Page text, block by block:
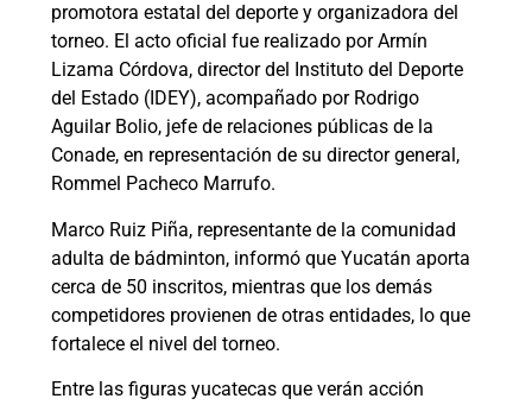
promotora estatal del deporte y organizadora del
torneo. El acto oficial fue realizado por Armín
Lizama Córdova, director del Instituto del Deporte
del Estado (IDEY), acompañado por Rodrigo
Aguilar Bolio, jefe de relaciones públicas de la
Conade, en representación de su director general,
Rommel Pacheco Marrufo.
Marco Ruiz Piña, representante de la comunidad
adulta de bádminton, informó que Yucatán aporta
cerca de 50 inscritos, mientras que los demás
competidores provienen de otras entidades, lo que
fortalece el nivel del torneo.
Entre las figuras yucatecas que verán acción